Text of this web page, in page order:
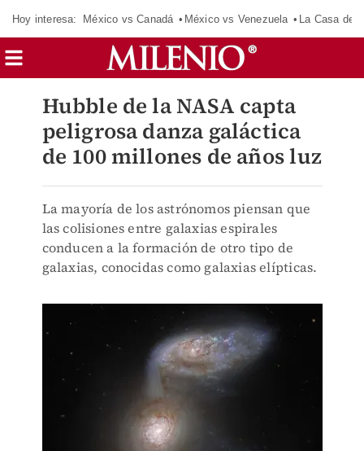
Hoy interesa: México vs Canadá México vs Venezuela La Casa de
Hubble de la NASA capta
peligrosa danza galáctica
de 100 millones de años luz
La mayoría de los astrónomos piensan que
las colisiones entre galaxias espirales
conducen a la formación de otro tipo de
galaxias, conocidas como galaxias elípticas.